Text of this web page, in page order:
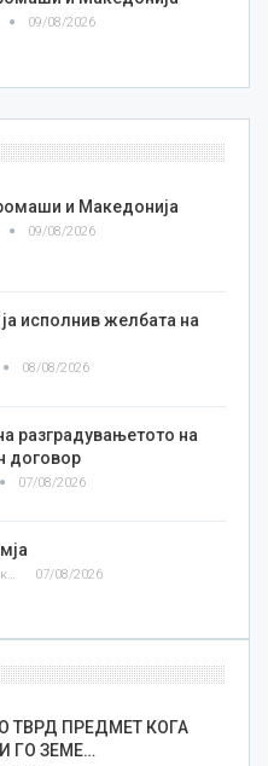
09/08/2026
и Македонија
09/08/2026
исполнив желбата на
08/08/2026
разградувањетото на
договор
07/08/2026
07/08/2026
ТВРД ПРЕДМЕТ КОГА
ГО ЗЕМЕ…